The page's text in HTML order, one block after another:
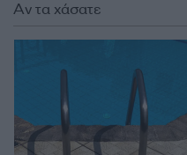
Αν τα χάσατε